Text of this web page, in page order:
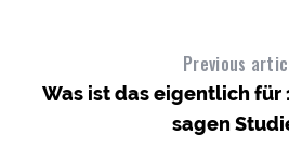
Previous
Was ist das eigentlich für
sagen